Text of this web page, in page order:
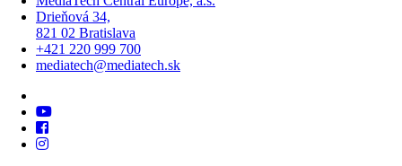
Drieňová 34,
821 02 Bratislava
+421 220 999 700
mediatech@mediatech.sk